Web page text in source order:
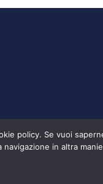
policy. Se vuoi
in altra